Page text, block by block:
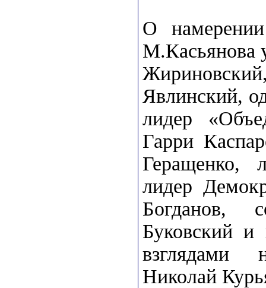
О
М.Касьянова
Явлинский,
лидер
Гарри
Геращенко,
лидер
Богданов,
Буковский и
взглядами
Николай